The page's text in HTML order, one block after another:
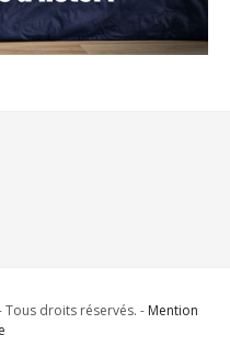
droits réservés. - Mention